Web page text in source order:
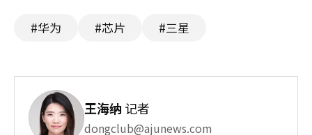
#华为 #芯片 #三星
王海纳 记者
dongclub@ajunews.com